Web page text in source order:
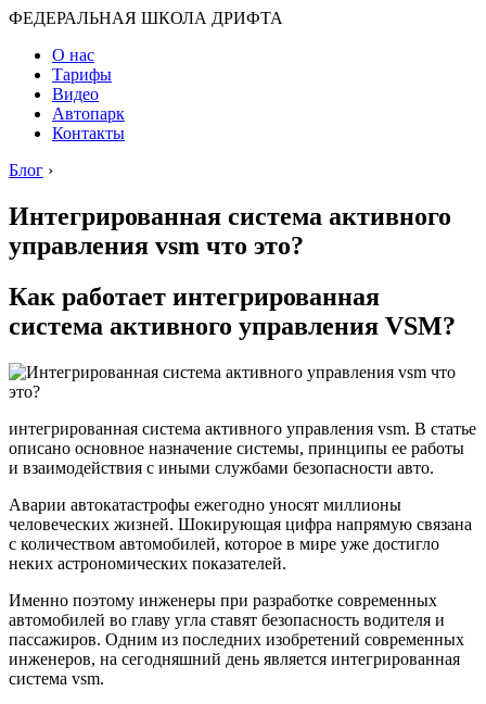
ФЕДЕРАЛЬНАЯ ШКОЛА ДРИФТА
О нас
Тарифы
Видео
Автопарк
Контакты
Блог ›
Интегрированная система активного
управления vsm что это?
Как работает интегрированная
система активного управления VSM?
интегрированная система активного управления vsm. В статье
описано основное назначение системы, принципы ее работы
и взаимодействия с иными службами безопасности авто.
Аварии автокатастрофы ежегодно уносят миллионы
человеческих жизней. Шокирующая цифра напрямую связана
с количеством автомобилей, которое в мире уже достигло
неких астрономических показателей.
Именно поэтому инженеры при разработке современных
автомобилей во главу угла ставят безопасность водителя и
пассажиров. Одним из последних изобретений современных
инженеров, на сегодняшний день является интегрированная
система vsm.